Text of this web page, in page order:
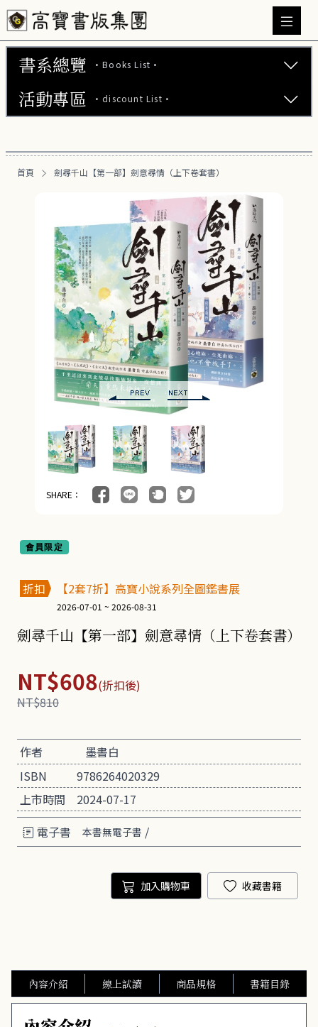
書系總覽 ·Books List·
文學小說 (737)
醫療保健 (54)
親子教養 (14)
人文史哲 (74)
活動專區 ·discount List·
【2本7折】高寶小說系列全圖鑑書展
【2套7折】高寶小說系列全圖鑑書展
【66折】高寶小說系列全圖鑑書展
首頁 劍尋千山【第一部】劍意尋情（上下卷套書）
SHARE：
會員限定
折扣 【2套7折】高寶小說系列全圖鑑書展
2026-07-01 ~ 2026-08-31
劍尋千山【第一部】劍意尋情（上下卷套書）
NT$608(折扣後)
NT$810
作者
墨書白
ISBN
9786264020329
上市時間
2024-07-17
電子書
本書無電子書 /
加入購物車 收藏書籍
內容介紹 線上試讀 商品規格 書籍目錄